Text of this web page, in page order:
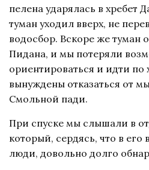
пелена ударялась в хребет
туман уходил вверх, не
водосбор. Вскоре же туман
Пидана, и мы потеряли
ориентироваться и идти по
вынуждены отказаться от
Смольной пади.
При спуске мы слышали в
который, сердясь, что в его
люди, довольно долго